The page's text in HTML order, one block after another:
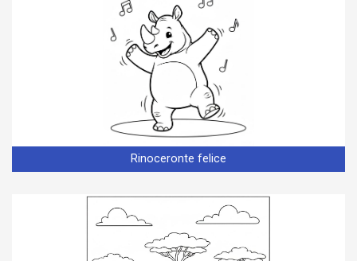
Rinoceronte felice